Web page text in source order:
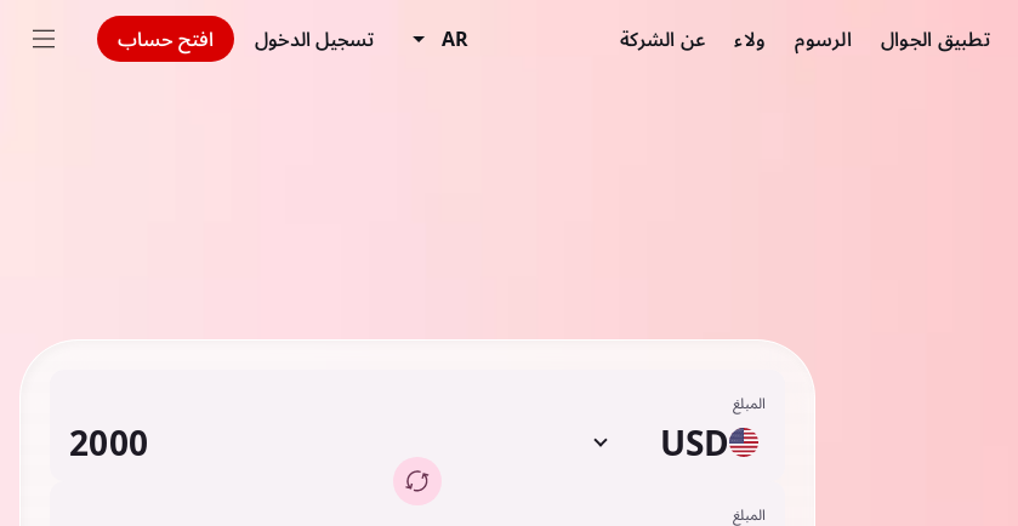
تطبيق الجوال الرسوم ولاء عن الشركة AR تسجيل الدخول افتح حساب
المبلغ
USD
المبلغ